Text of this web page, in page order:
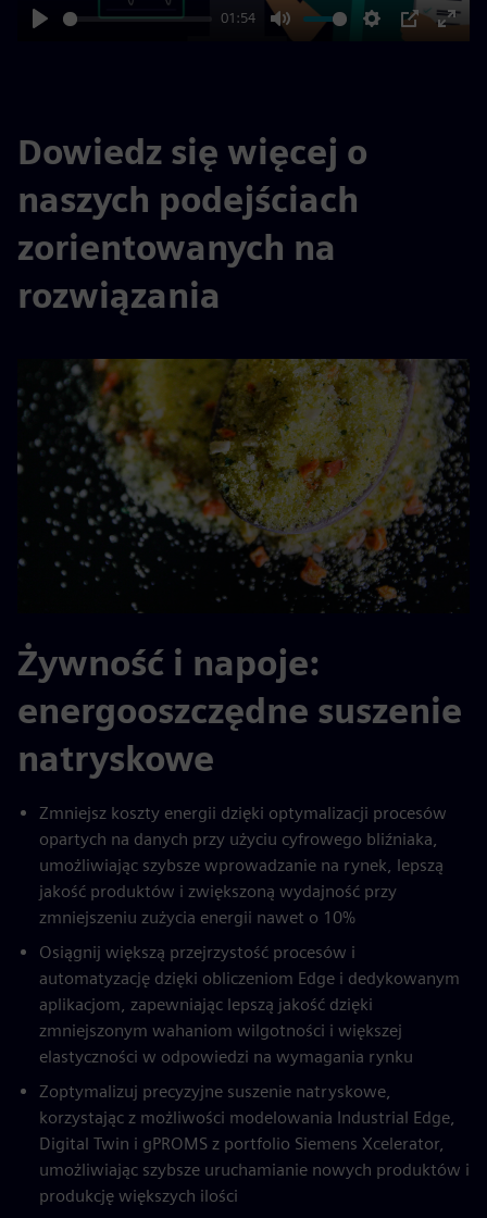
01:54
Dowiedz się więcej o
naszych podejściach
zorientowanych na
rozwiązania
Żywność i napoje:
energooszczędne suszenie
natryskowe
Zmniejsz koszty energii dzięki optymalizacji procesów
opartych na danych przy użyciu cyfrowego bliźniaka,
umożliwiając szybsze wprowadzanie na rynek, lepszą
jakość produktów i zwiększoną wydajność przy
zmniejszeniu zużycia energii nawet o 10%
Osiągnij większą przejrzystość procesów i
automatyzację dzięki obliczeniom Edge i dedykowanym
aplikacjom, zapewniając lepszą jakość dzięki
zmniejszonym wahaniom wilgotności i większej
elastyczności w odpowiedzi na wymagania rynku
Zoptymalizuj precyzyjne suszenie natryskowe,
korzystając z możliwości modelowania Industrial Edge,
Digital Twin i gPROMS z portfolio Siemens Xcelerator,
umożliwiając szybsze uruchamianie nowych produktów i
produkcję większych ilości